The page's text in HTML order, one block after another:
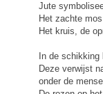
Jute
Het zachte
Het kruis, de
In de
Deze verwijst
onder de